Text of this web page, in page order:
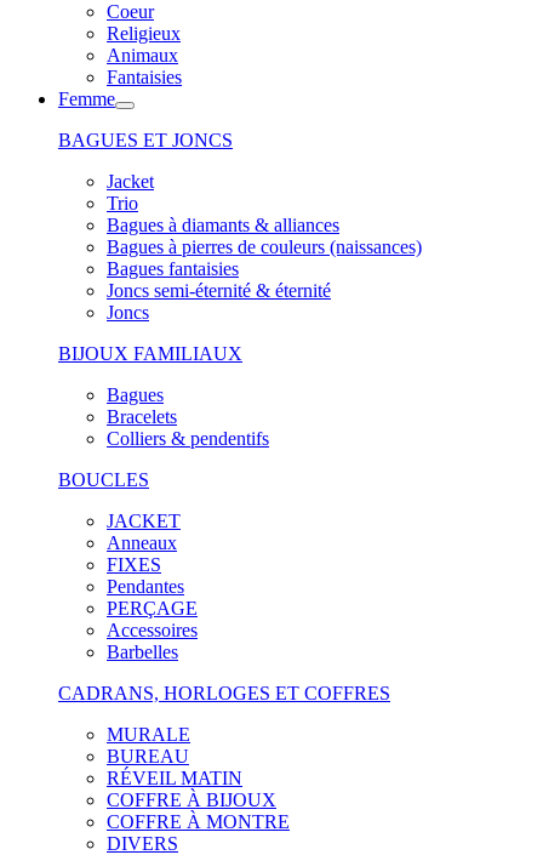
Coeur
Religieux
Animaux
Fantaisies
Femme
BAGUES ET JONCS
Jacket
Trio
Bagues à diamants & alliances
Bagues à pierres de couleurs (naissances)
Bagues fantaisies
Joncs semi-éternité & éternité
Joncs
BIJOUX FAMILIAUX
Bagues
Bracelets
Colliers & pendentifs
BOUCLES
JACKET
Anneaux
FIXES
Pendantes
PERÇAGE
Accessoires
Barbelles
CADRANS, HORLOGES ET COFFRES
MURALE
BUREAU
RÉVEIL MATIN
COFFRE À BIJOUX
COFFRE À MONTRE
DIVERS